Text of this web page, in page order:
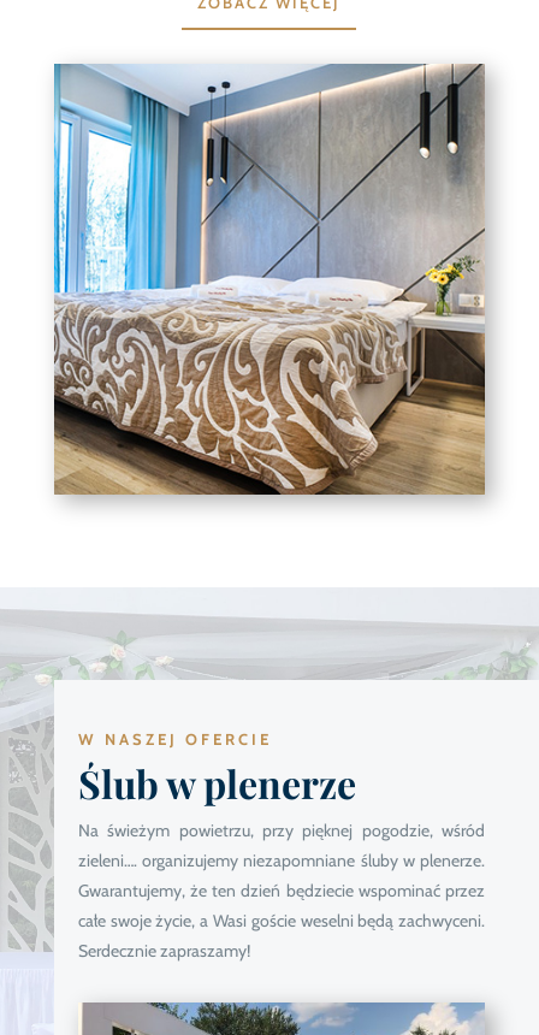
W NASZEJ OFERCIE
Ślub w plenerze
Na świeżym powietrzu, przy pięknej pogodzie, wśród
zieleni…. organizujemy niezapomniane śluby w plenerze.
Gwarantujemy, że ten dzień będziecie wspominać przez
całe swoje życie, a Wasi goście weselni będą zachwyceni.
Serdecznie zapraszamy!